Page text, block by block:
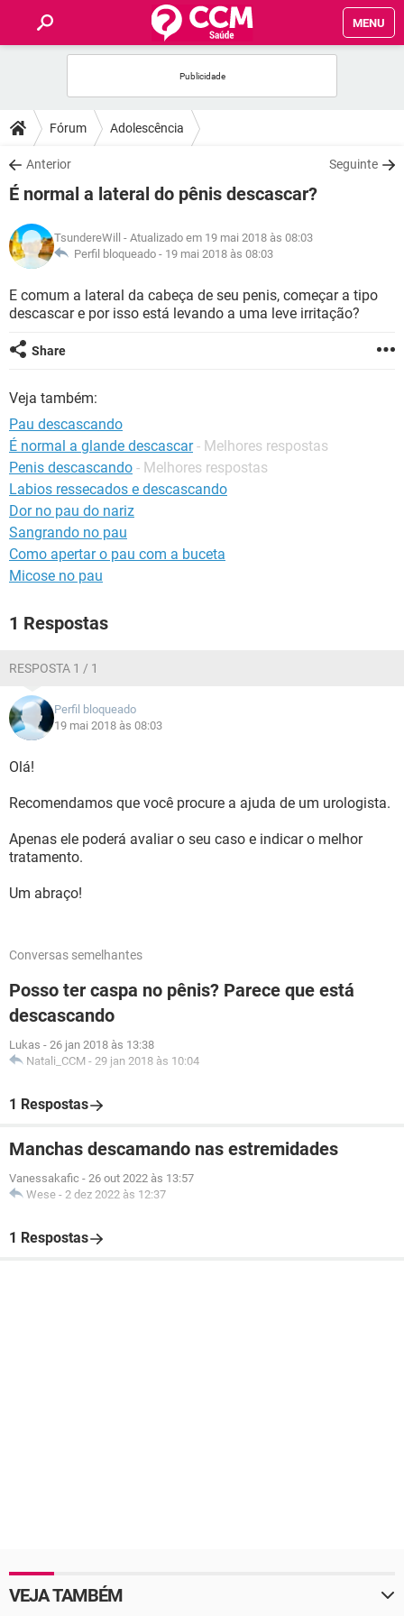
MENU
FÓRUM
SAÚDE
NUTRIÇÃO
BEM-ESTAR
SEXUALIDADE
GLOSSÁRIO
Fórum Adolescência
Anterior Seguinte
É normal a lateral do pênis descascar?
TsundereWill
- Atualizado em 19 mai 2018 às 08:03
Perfil bloqueado - 19 mai 2018 às 08:03
E comum a lateral da cabeça de seu penis, começar a tipo
descascar e por isso está levando a uma leve irritação?
Share
Veja também:
Pau descascando
É normal a glande descascar - Melhores respostas
Penis descascando - Melhores respostas
Labios ressecados e descascando
Dor no pau do nariz
Sangrando no pau
Como apertar o pau com a buceta
Micose no pau
1 Respostas
RESPOSTA 1 / 1
Perfil bloqueado
19 mai 2018 às 08:03
Olá!
Recomendamos que você procure a ajuda de um urologista.
Apenas ele poderá avaliar o seu caso e indicar o melhor
tratamento.
Um abraço!
Conversas semelhantes
Posso ter caspa no pênis? Parece que está
descascando
Lukas - 26 jan 2018 às 13:38
Natali_CCM - 29 jan 2018 às 10:04
1 Respostas
Manchas descamando nas estremidades
Vanessakafic - 26 out 2022 às 13:57
Wese - 2 dez 2022 às 12:37
1 Respostas
VEJA TAMBÉM